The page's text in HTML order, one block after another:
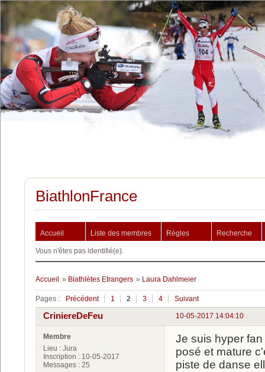
BiathlonFrance
Accueil Liste des membres Règles Recherche
Vous n'êtes pas identifié(e).
Accueil » Biathlètes Etrangers » Laura Dahlmeier
Pages : Précédent 1 2 3 4 Suivant
10-05-2017 14:04:10
CriniereDeFeu
Membre
Lieu : Jura
Inscription : 10-05-2017
Messages : 25
Je suis hyper
posé et mature
piste de danse